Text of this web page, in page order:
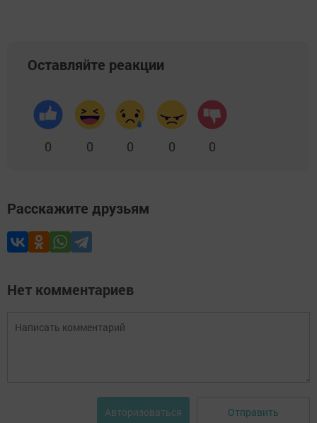
Оставляйте реакции
0 0 0 0 0
Расскажите друзьям
Нет комментариев
Авторизоваться Отправить